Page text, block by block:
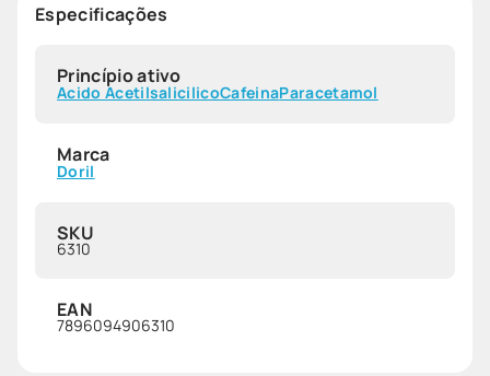
Especificações
Princípio ativo
Acido AcetilsalicilicoCafeinaParacetamol
Marca
Doril
SKU
6310
EAN
7896094906310